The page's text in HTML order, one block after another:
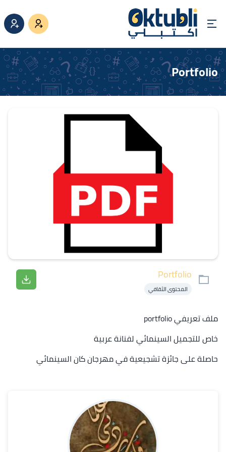
Portfolio
Portfolio
المحتوى الثقافي
ملف تعريفي portfolio
خاص للتجميل السينمائي لفنانة عربية
حاصلة على جائزة تشجيعية في مهرجان كان السينمائي